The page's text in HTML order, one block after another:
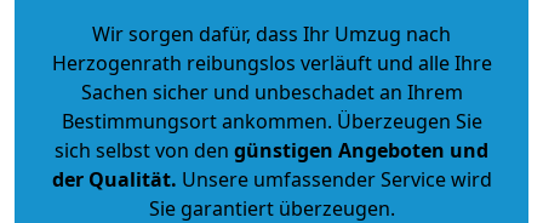
Wir sorgen dafür, dass Ihr Umzug nach
Herzogenrath reibungslos verläuft und alle Ihre
Sachen sicher und unbeschadet an Ihrem
Bestimmungsort ankommen. Überzeugen Sie
sich selbst von den günstigen Angeboten und
der Qualität. Unsere umfassender Service wird
Sie garantiert überzeugen.